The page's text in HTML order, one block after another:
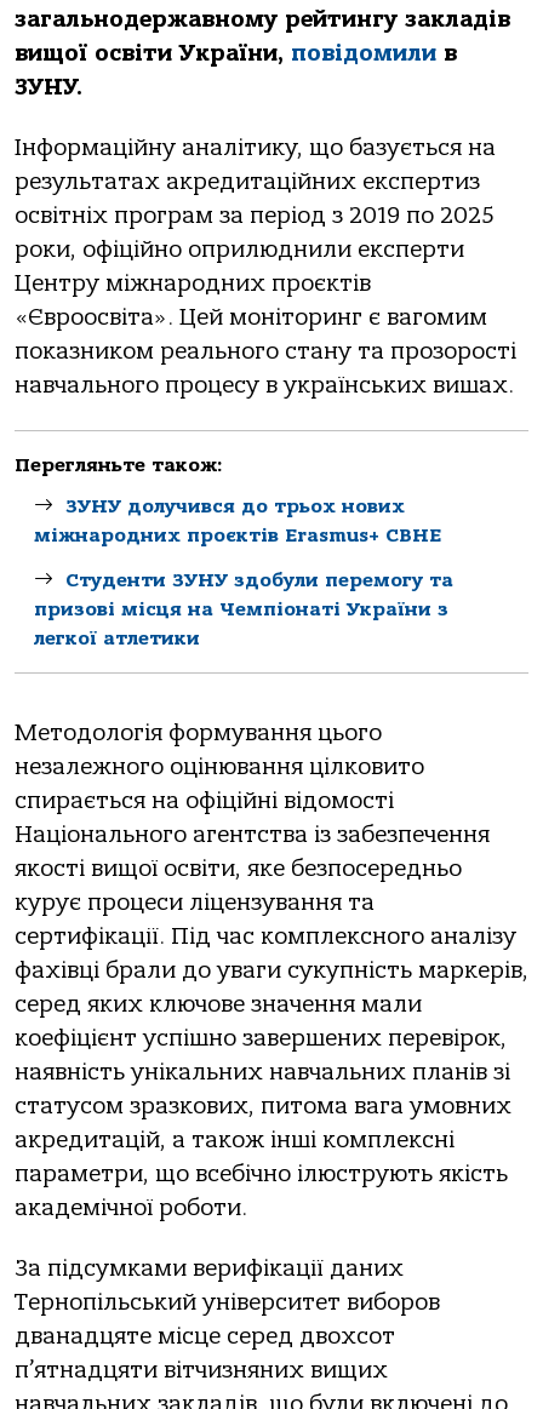
загальнодержавному рейтингу закладів
вищої освіти України, повідомили в
ЗУНУ.
Інформаційну аналітику, що базується на
результатах акредитаційних експертиз
освітніх програм за період з 2019 по 2025
роки, офіційно оприлюднили експерти
Центру міжнародних проєктів
«Євроосвіта». Цей моніторинг є вагомим
показником реального стану та прозорості
навчального процесу в українських вишах.
Перегляньте також:
ЗУНУ долучився до трьох нових
міжнародних проєктів Erasmus+ CBHE
Студенти ЗУНУ здобули перемогу та
призові місця на Чемпіонаті України з
легкої атлетики
Методологія формування цього
незалежного оцінювання цілковито
спирається на офіційні відомості
Національного агентства із забезпечення
якості вищої освіти, яке безпосередньо
курує процеси ліцензування та
сертифікації. Під час комплексного аналізу
фахівці брали до уваги сукупність маркерів,
серед яких ключове значення мали
коефіцієнт успішно завершених перевірок,
наявність унікальних навчальних планів зі
статусом зразкових, питома вага умовних
акредитацій, а також інші комплексні
параметри, що всебічно ілюструють якість
академічної роботи.
За підсумками верифікації даних
Тернопільський університет виборов
дванадцяте місце серед двохсот
п’ятнадцяти вітчизняних вищих